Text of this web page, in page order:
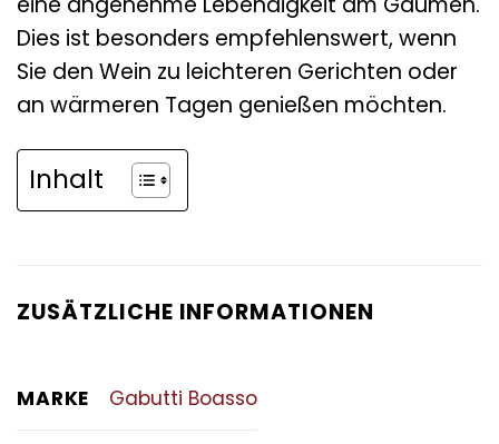
Dies ist besonders empfehlenswert, wenn
Sie den Wein zu leichteren Gerichten oder
an wärmeren Tagen genießen möchten.
Inhalt
ZUSÄTZLICHE INFORMATIONEN
MARKE Gabutti Boasso